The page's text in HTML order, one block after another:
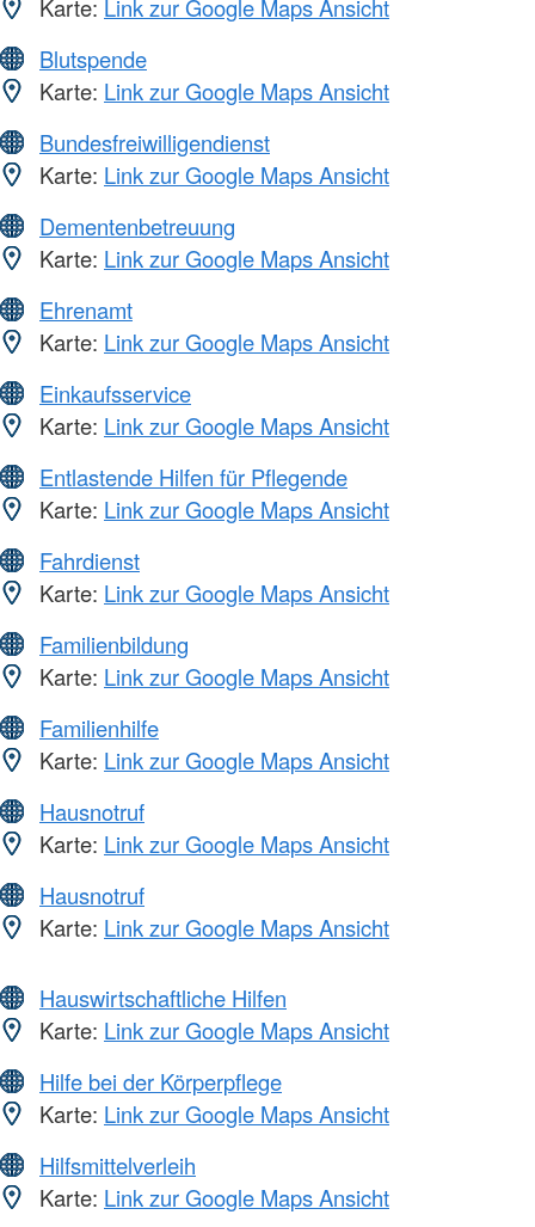
Karte: Link zur Google Maps Ansicht
Blutspende
Karte: Link zur Google Maps Ansicht
Bundesfreiwilligendienst
Karte: Link zur Google Maps Ansicht
Dementenbetreuung
Karte: Link zur Google Maps Ansicht
Ehrenamt
Karte: Link zur Google Maps Ansicht
Einkaufsservice
Karte: Link zur Google Maps Ansicht
Entlastende Hilfen für Pflegende
Karte: Link zur Google Maps Ansicht
Fahrdienst
Karte: Link zur Google Maps Ansicht
Familienbildung
Karte: Link zur Google Maps Ansicht
Familienhilfe
Karte: Link zur Google Maps Ansicht
Hausnotruf
Karte: Link zur Google Maps Ansicht
Hausnotruf
Karte: Link zur Google Maps Ansicht
Hauswirtschaftliche Hilfen
Karte: Link zur Google Maps Ansicht
Hilfe bei der Körperpflege
Karte: Link zur Google Maps Ansicht
Hilfsmittelverleih
Karte: Link zur Google Maps Ansicht